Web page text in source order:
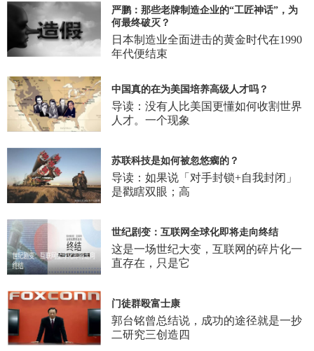
严鹏：那些老牌制造企业的“工匠神话”，为
何最终破灭？
日本制造业全面进击的黄金时代在1990
年代便结束
中国真的在为美国培养高级人才吗？
导读：没有人比美国更懂如何收割世界
人才。一个现象
苏联科技是如何被忽悠瘸的？
导读：如果说「对手封锁+自我封闭」
是戳瞎双眼；高
世纪剧变：互联网全球化即将走向终结
这是一场世纪大变，互联网的碎片化一
直存在，只是它
门徒群殴富士康
郭台铭曾总结说，成功的途径就是一抄
二研究三创造四